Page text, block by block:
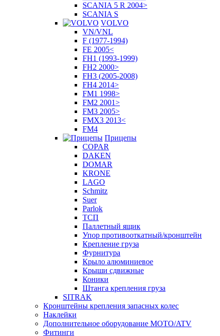
SCANIA 5 R 2004>
SCANIA S
VOLVO
VN/VNL
F (1977-1994)
FE 2005<
FH1 (1993-1999)
FH2 2000>
FH3 (2005-2008)
FH4 2014>
FM1 1998>
FM2 2001>
FM3 2005>
FMX3 2013<
FM4
Прицепы
COPAR
DAKEN
DOMAR
KRONE
LAGO
Schmitz
Suer
Parlok
ТСП
Паллетный ящик
Упор противооткатный/кронштейн
Крепление груза
Фурнитура
Крыло алюминиевое
Крыши сдвижные
Коники
Штанга крепления груза
SITRAK
Кронштейны крепления запасных колес
Наклейки
Дополнительное оборудование MOTO/ATV
Фитинги